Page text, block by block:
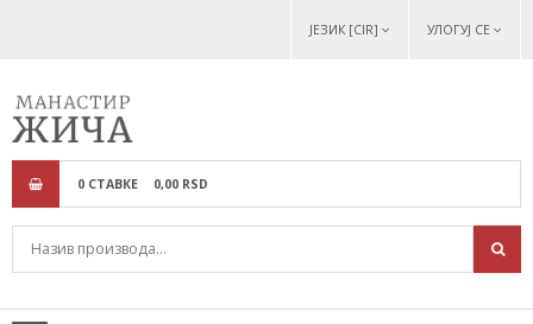
ЈЕЗИК [CIR] УЛОГУЈ СЕ
0 СТАВКЕ 0,00 RSD